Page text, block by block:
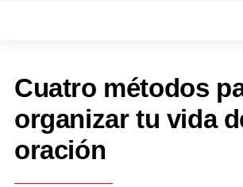
Cuatro métodos
organizar tu vida
oración